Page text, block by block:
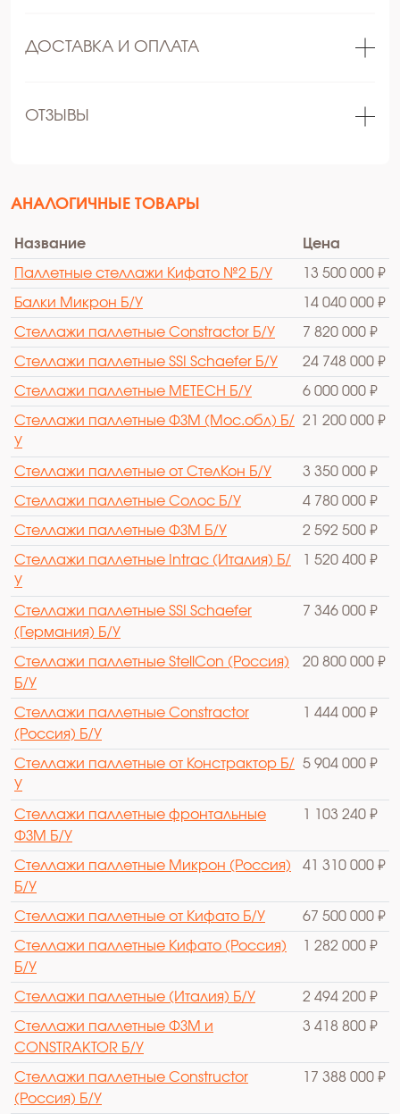
ДОСТАВКА И ОПЛАТА
ОТЗЫВЫ
АНАЛОГИЧНЫЕ ТОВАРЫ
Название Цена
Паллетные стеллажи Кифато №2 Б/У 13 500 000 ₽
Балки Микрон Б/У 14 040 000 ₽
Стеллажи паллетные Constractor Б/У 7 820 000 ₽
Стеллажи паллетные SSI Schaefer Б/У 24 748 000 ₽
Стеллажи паллетные METECH Б/У 6 000 000 ₽
Стеллажи паллетные ФЗМ (Мос.обл) Б/
У
21 200 000 ₽
Стеллажи паллетные от СтелКон Б/У 3 350 000 ₽
Стеллажи паллетные Солос Б/У 4 780 000 ₽
Стеллажи паллетные ФЗМ Б/У 2 592 500 ₽
Стеллажи паллетные Intrac (Италия) Б/
У
1 520 400 ₽
Стеллажи паллетные SSI Schaefer
(Германия) Б/У
7 346 000 ₽
Стеллажи паллетные StellCon (Россия)
Б/У
20 800 000 ₽
Стеллажи паллетные Constractor
(Россия) Б/У
1 444 000 ₽
Стеллажи паллетные от Констрактор Б/
У
5 904 000 ₽
Стеллажи паллетные фронтальные
ФЗМ Б/У
1 103 240 ₽
Стеллажи паллетные Микрон (Россия)
Б/У
41 310 000 ₽
Стеллажи паллетные от Кифато Б/У 67 500 000 ₽
Стеллажи паллетные Кифато (Россия)
Б/У
1 282 000 ₽
Стеллажи паллетные (Италия) Б/У 2 494 200 ₽
Стеллажи паллетные ФЗМ и
CONSTRAKTOR Б/У
3 418 800 ₽
Стеллажи паллетные Constructor
(Россия) Б/У
17 388 000 ₽